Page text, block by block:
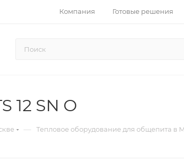
Компания Готовые решения
12 SN O
— Тепловое оборудование для общепита в